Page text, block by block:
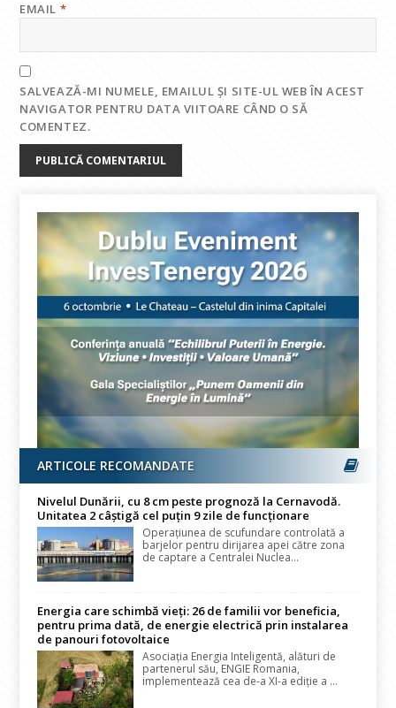
EMAIL *
SALVEAZĂ-MI NUMELE, EMAILUL ȘI SITE-UL WEB ÎN ACEST
NAVIGATOR PENTRU DATA VIITOARE CÂND O SĂ
COMENTEZ.
ARTICOLE RECOMANDATE
Nivelul Dunării, cu 8 cm peste prognoză la Cernavodă.
Unitatea 2 câștigă cel puțin 9 zile de funcționare
Operațiunea de scufundare controlată a
barjelor pentru dirijarea apei către zona
de captare a Centralei Nuclea...
Energia care schimbă vieți: 26 de familii vor beneficia,
pentru prima dată, de energie electrică prin instalarea
de panouri fotovoltaice
Asociația Energia Inteligentă, alături de
partenerul său, ENGIE Romania,
implementează cea de-a XI-a ediție a ...